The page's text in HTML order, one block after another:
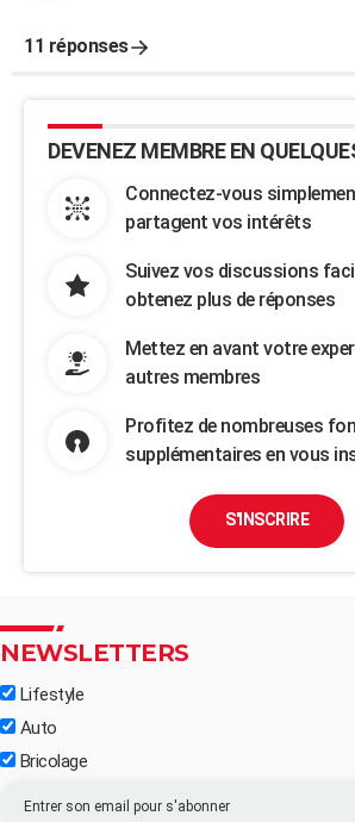
11 réponses
DEVENEZ MEMBRE EN
Connectez-vous
partagent vos intérêts
Suivez vos discussions
obtenez plus de réponses
Mettez en avant votre
autres membres
Profitez de nombreuses
supplémentaires en vous
S'INSCRIRE
NEWSLETTERS
Lifestyle
Auto
Bricolage